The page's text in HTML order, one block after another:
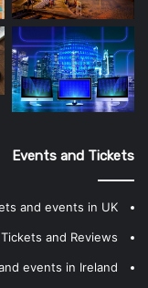
Events and Tickets
and events in UK
and Reviews
events in Ireland